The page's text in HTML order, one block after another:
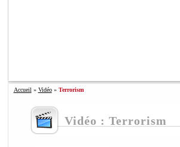
Accueil » Vidéo» Terrorism
Vidéo : Terrorism